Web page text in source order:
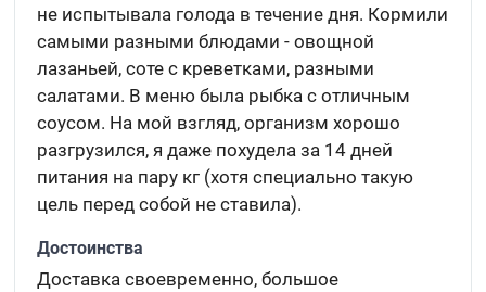
не испытывала голода в течение дня. Кормили
самыми разными блюдами - овощной
лазаньей, соте с креветками, разными
салатами. В меню была рыбка с отличным
соусом. На мой взгляд, организм хорошо
разгрузился, я даже похудела за 14 дней
питания на пару кг (хотя специально такую
цель перед собой не ставила).
Достоинства
Доставка своевременно, большое